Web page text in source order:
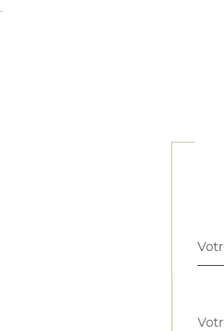
*
*